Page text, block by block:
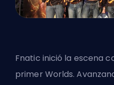
Fnatic inició la escena
primer Worlds.